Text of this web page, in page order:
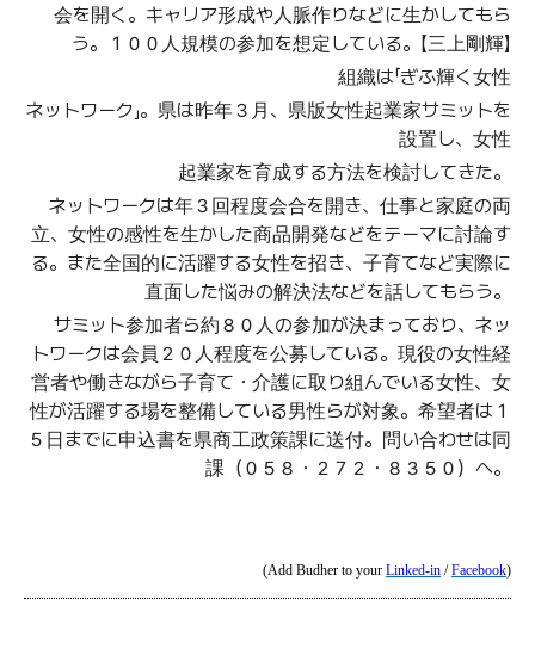
会を開く 。 キャリア形成や人脈作りなどに生かしてもら
う。１００ 人規模の参加を想定している。【三上剛輝】
組織は「ぎふ輝く女性
ネットワーク」。 県は昨年３ 月 、 県版女性起業家サミットを
設置し、 女性
起業家を育成する方法を検討してきた。
ネットワークは年３ 回程度会合を開き、 仕事と家庭の両
立、 女性の感性を生かした商品開発などをテーマに討論す
る。 また全国的に活躍する女性を招き、 子育てなど実際に
直面した悩みの解決法などを話してもらう。
サミット参加者ら約 ８０ 人の参加が決まっており、 ネッ
トワークは会員 ２０ 人程度を公募している。 現役の女性経
営者や働きながら子育て・ 介護に取 り組んでいる女性、 女
性が活躍する場を整備している男性らが対象。 希望者は １
５ 日までに申込書を県商工政策課に送付。 問い合わせは同
課 （０５８ ・ ２７２ ・ ８３５０） へ。
(Add Budher to your Linked-in /Facebook)